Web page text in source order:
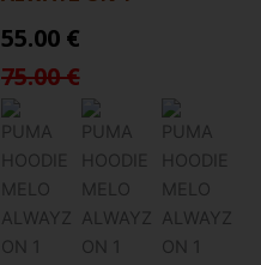
55.00 €
75.00 €